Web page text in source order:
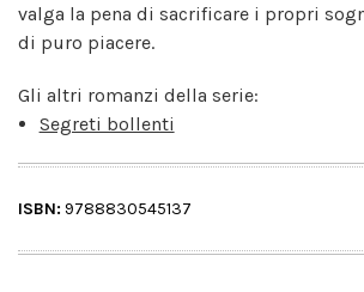
valga la pena di sacrificare i propri
di puro piacere.
Gli altri romanzi della serie:
Segreti bollenti
ISBN: 9788830545137